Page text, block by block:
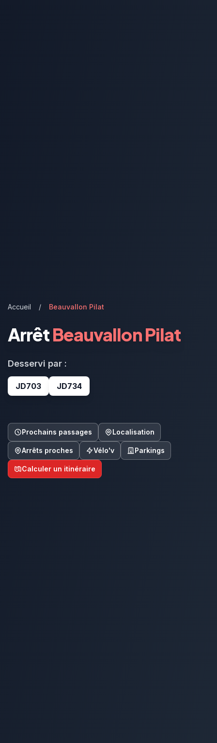
Accueil / Beauvallon Pilat
ArrêtBeauvallon Pilat
Desservi par :
JD703 JD734
Prochains passages Localisation
Arrêts proches Vélo'v Parkings
Calculer un itinéraire